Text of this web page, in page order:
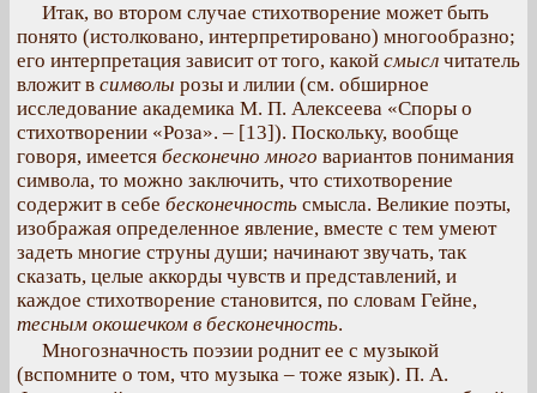
Итак, во втором случае стихотворение может быть
понято (истолковано, интерпретировано) многообразно;
его интерпретация зависит от того, какой смысл читатель
вложит в символы розы и лилии (см. обширное
исследование академика М. П. Алексеева «Споры о
стихотворении «Роза». – [13]). Поскольку, вообще
говоря, имеется бесконечно много вариантов понимания
символа, то можно заключить, что стихотворение
содержит в себе бесконечность смысла. Великие поэты,
изображая определенное явление, вместе с тем умеют
задеть многие струны души; начинают звучать, так
сказать, целые аккорды чувств и представлений, и
каждое стихотворение становится, по словам Гейне,
тесным окошечком в бесконечность.
Многозначность поэзии роднит ее с музыкой
(вспомните о том, что музыка – тоже язык). П. А.